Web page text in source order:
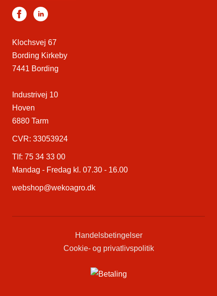
Klochsvej 67
Bording Kirkeby
7441 Bording
Industrivej 10
Hoven
6880 Tarm
CVR: 33053924
Tlf: 75 34 33 00
Mandag - Fredag kl. 07.30 - 16.00
webshop@wekoagro.dk
Handelsbetingelser
Cookie- og privatlivspolitik